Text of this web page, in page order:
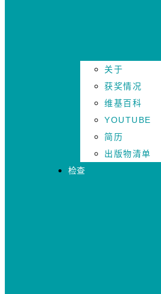
关于
获奖情况
维基百科
YOUTUBE
简历
出版物清单
检查